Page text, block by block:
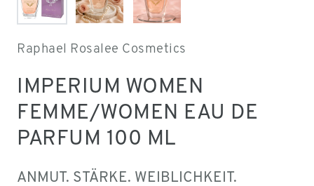
Raphael Rosalee Cosmetics
IMPERIUM WOMEN
FEMME/WOMEN EAU DE
PARFUM 100 ML
ANMUT. STÄRKE. WEIBLICHKEIT.